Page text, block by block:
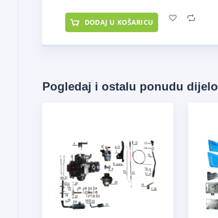
DODAJ U KOŠARICU
Pogledaj i ostalu ponudu